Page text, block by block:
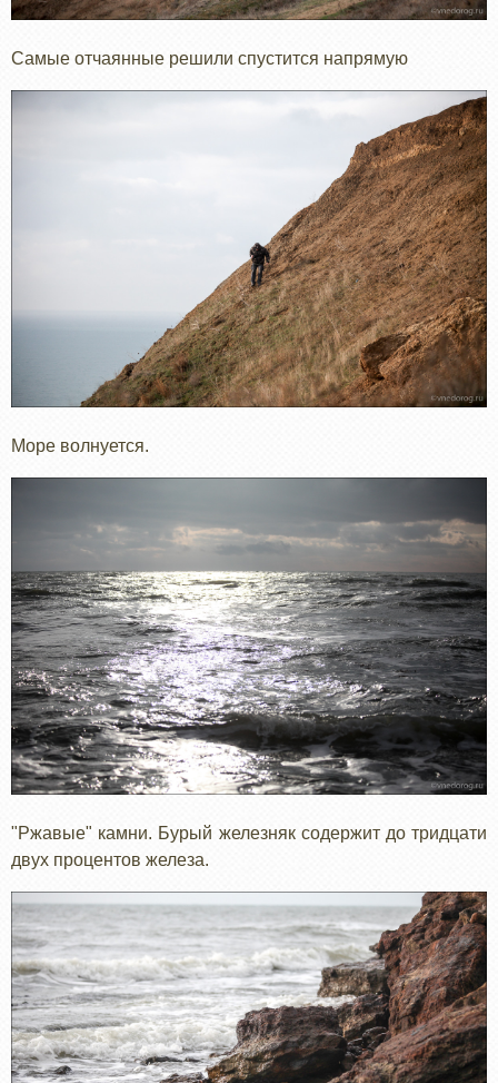
Самые отчаянные решили спустится напрямую
Море волнуется.
"Ржавые" камни. Бурый железняк содержит до тридцати
двух процентов железа.